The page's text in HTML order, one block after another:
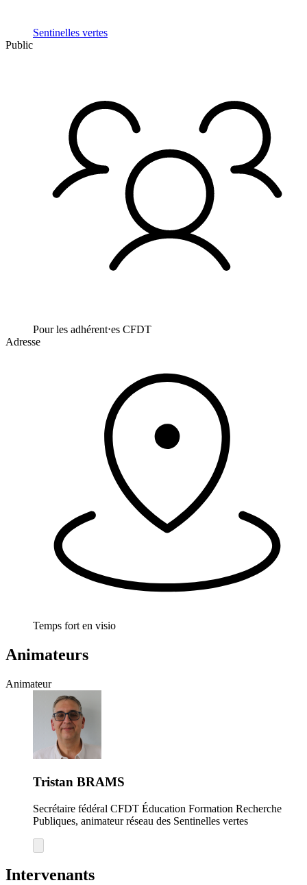
Sentinelles vertes
Public
Pour les adhérent⋅es CFDT
Adresse
Temps fort en visio
Animateurs
Animateur
Tristan BRAMS
Secrétaire fédéral CFDT Éducation Formation Recherche
Publiques, animateur réseau des Sentinelles vertes
Intervenants